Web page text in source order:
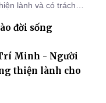
lành và có trách
đời sống
Minh - Người
thiện lành cho